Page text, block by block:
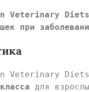
Veterinary Diets
при
Veterinary Diets
для